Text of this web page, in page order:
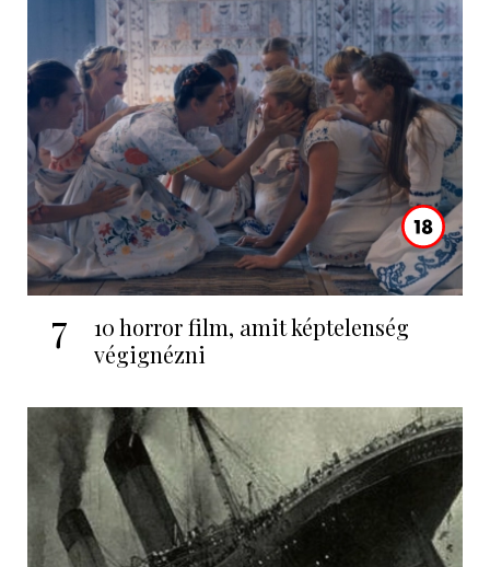
7
10 horror film, amit képtelenség
végignézni